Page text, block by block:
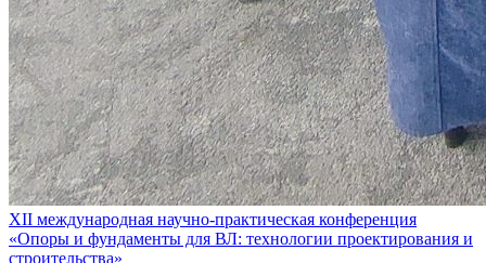
XII международная научно-практическая конференция
«Опоры и фундаменты для ВЛ: технологии проектирования и
строительства»